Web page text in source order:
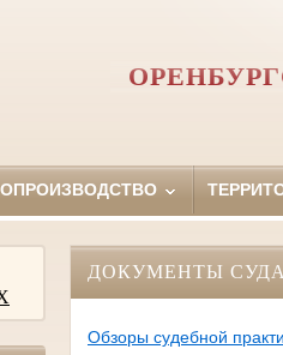
ДОКУМЕНТЫ СУДА
Обзоры судебной